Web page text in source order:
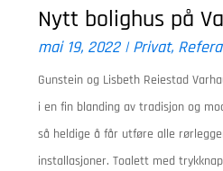
Nytt bolighus på
mai 19, 2022|Privat,
Gunstein og Lisbeth Reiestad
i en fin blanding av tradisjon og
så heldige å får utføre alle
installasjoner. Toalett med